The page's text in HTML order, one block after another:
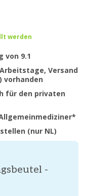
werden
von 9.1
Versand
vorhanden
für den privaten
(nur NL)
-